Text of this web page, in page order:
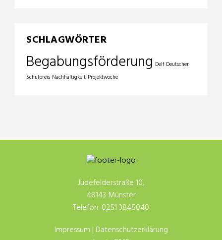
SCHLAGWÖRTER
Begabungsförderung Delf Deutscher
Schulpreis Nachhaltigkeit Projektwoche
Jüdefelderstraße 10,
48143 Münster
Telefon: 0251 3845040
Impressum | Datenschutzerklärung